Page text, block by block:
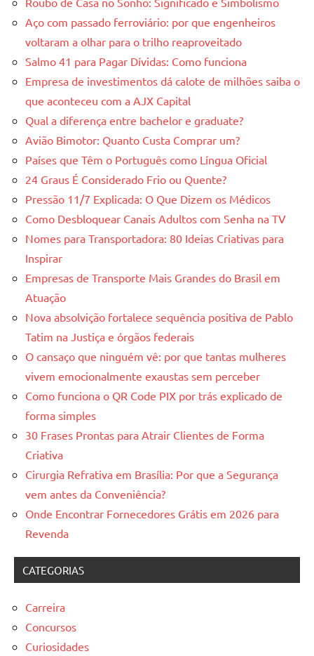
Aço com passado ferroviário: por que engenheiros
voltaram a olhar para o trilho reaproveitado
Salmo 41 para Pagar Dívidas: Como funciona
Empresa de investimentos dá calote de milhões saiba o
que aconteceu com a AJX Capital
Qual a diferença entre bachelor e graduate?
Avião Bimotor: Quanto Custa Comprar um?
Países que Têm o Português como Língua Oficial
24 Graus É Considerado Frio ou Quente?
Pressão 11/7 Explicada: O Que Dizem os Médicos
Como Desbloquear Canais Adultos com Senha na TV
Nomes para Transportadora: 80 Ideias Criativas para
Inspirar
Empresas de Transporte Mais Grandes do Brasil em
Atuação
Nova absolvição fortalece sequência positiva de Pablo
Tatim na Justiça e órgãos federais
O cansaço que ninguém vê: por que tantas mulheres
vivem emocionalmente exaustas sem perceber
Como funciona o QR Code PIX por trás explicado de
forma simples
30 Frases Prontas para Atrair Clientes de Forma
Criativa
Cirurgia Refrativa em Brasília: Por que a Segurança
vem antes da Conveniência?
Onde Encontrar Fornecedores Grátis em 2026 para
Revenda
CATEGORIAS
Carreira
Concursos
Curiosidades